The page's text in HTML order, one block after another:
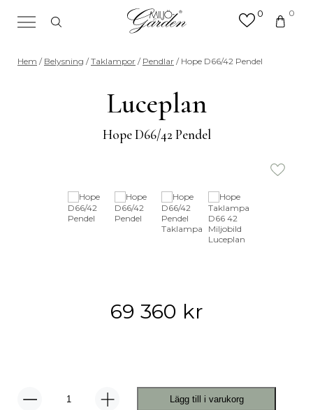
0 0
Sök efter valfri produkt eller
kategori
Hem / Belysning /Taklampor / Pendlar / Hope D66/42 Pendel
Luceplan
Hope D66/42 Pendel
69 360 kr
Hope
Lägg till i varukorg